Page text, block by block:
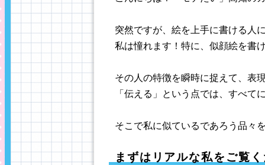
突然ですが、絵を上手に書ける人
私は憧れます！特に、似顔絵を書
その人の特徴を瞬時に捉えて、表
「伝える」という点では、すべ
そこで私に似ているであろう品々
まずはリアルな私をご覧